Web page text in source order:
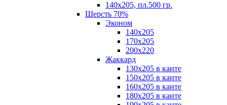
140х205, пл.500 гр.
Шерсть 70%
Эконом
140х205
170х205
200х220
Жаккард
130х205 в канте
150х205 в канте
160х205 в канте
180х205 в канте